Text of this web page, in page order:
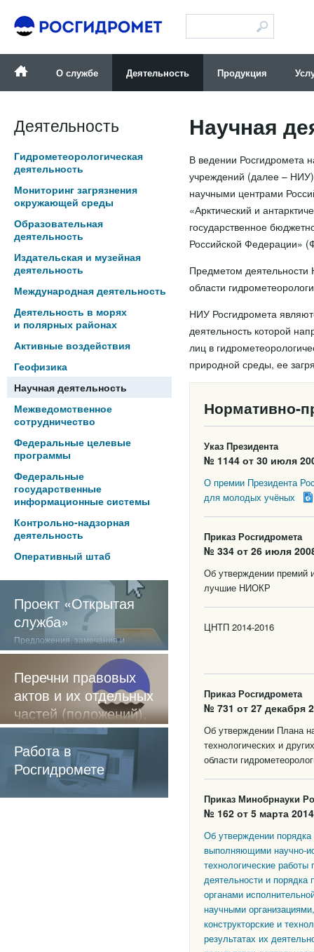
О службе Деятельность Продукция
Деятельность
Гидрометеорологическая
деятельность
Мониторинг загрязнения
окружающей среды
Образовательная
деятельность
Издательская и музейная
деятельность
Международная деятельность
Деятельность в морях
и полярных районах
Активные воздействия
Геофизика
Научная деятельность
Межведомственное
сотрудничество
Федеральные целевые
программы
Федеральные
государственные
информационные системы
Контрольно-надзорная
деятельность
Оперативный штаб
Проект «Открытая
служба»
Предложения, замечания и
отзывы о нашей работе
Перечни правовых
актов и их отдельных
частей (положений),
содержащие
обязательные
требования
Работа в
Росгидромете
Научная
В ведении Росгидромета
учреждений (далее –
научными центрами
«Арктический и
государственное
Российской Федерации»
Предметом деятельности
области
НИУ Росгидромета
деятельность которой
лиц в
природной среды, ее
Нормативно-
Указ Президента
№ 1144 от 30 июля
О премии Президента
для молодых учёных
Приказ Росгидромета
№ 334 от 26 июля
Об утверждении премий
лучшие НИОКР
ЦНТП 2014-2016
Приказ Росгидромета
№ 731 от 27 декабря
Об утверждении Плана
технологических и
области
Приказ Минобрнауки
№ 162 от 5 марта
Об утверждении
выполняющими научно-
технологические работы
деятельности и
органами
научными
конструкторские и
результатах их